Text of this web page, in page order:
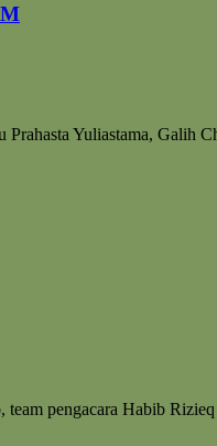
Yuliastama,
pengacara Habib